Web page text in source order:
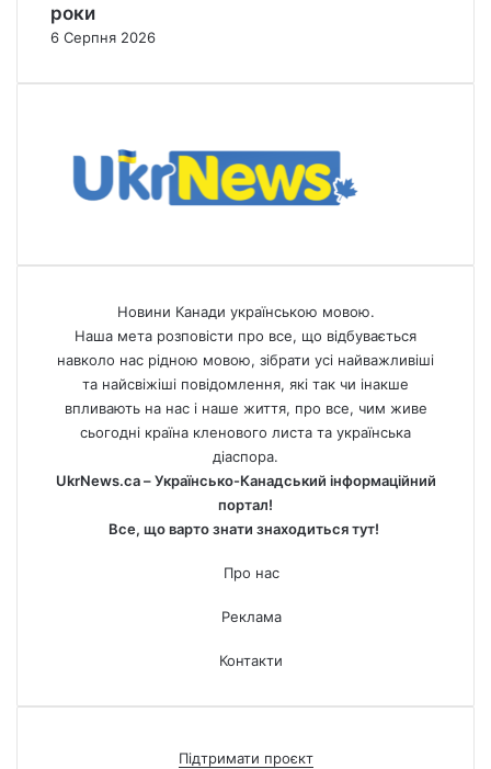
роки
6 Серпня 2026
Новини Канади українською мовою.
Наша мета розповісти про все, що відбувається
навколо нас рідною мовою, зібрати усі найважливіші
та найсвіжіші повідомлення, які так чи інакше
впливають на нас і наше життя, про все, чим живе
сьогодні країна кленового листа та українська
діаспора.
UkrNews.ca – Українсько-Канадський інформаційний
портал!
Все, що варто знати знаходиться тут!
Про нас
Реклама
Контакти
Підтримати проєкт